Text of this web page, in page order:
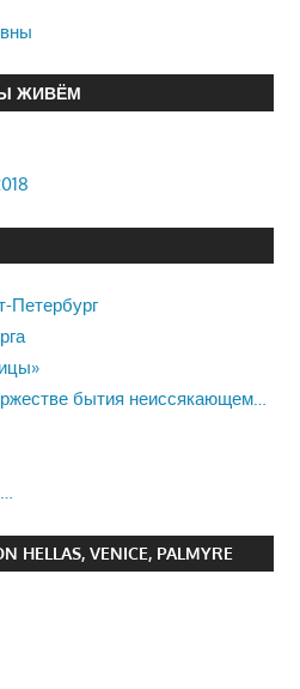
ЖИВЁМ
Петербург
бытия неиссякающем…
HELLAS, VENICE, PALMYRE